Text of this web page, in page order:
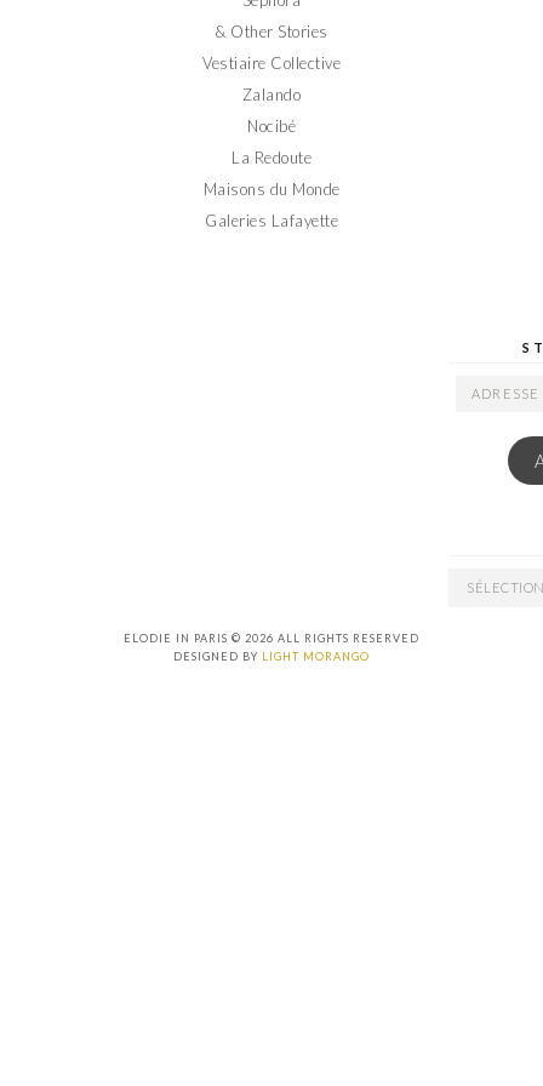
& Other Stories
Vestiaire Collective
Zalando
Nocibé
La Redoute
Maisons du Monde
Galeries Lafayette
ADRESSE
ARCHIVES
ELODIE IN PARIS © 2026 ALL RIGHTS RESERVED
DESIGNED BY LIGHT MORANGO